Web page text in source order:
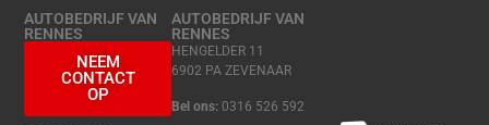
AUTOBEDRIJF VAN
RENNES
HENGELDER 11
6902 PA ZEVENAAR
Bel ons:0316 526 592
AUTOBEDRIJF VAN
RENNES
NEEM
CONTACT
OP